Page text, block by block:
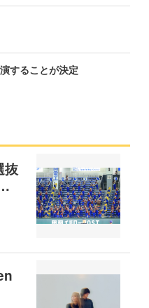
することが決定
抜